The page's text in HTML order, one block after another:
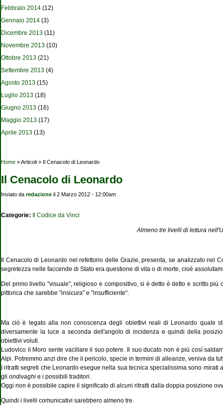
Febbraio 2014 (12)
Gennaio 2014 (3)
Dicembre 2013 (11)
Novembre 2013 (10)
Ottobre 2013 (21)
Settembre 2013 (4)
Agosto 2013 (15)
Luglio 2013 (18)
Giugno 2013 (16)
Maggio 2013 (17)
Aprile 2013 (13)
Tu sei qui
Home » Articoli » Il Cenacolo di Leonardo
Il Cenacolo di Leonardo
Inviato da redazione il 2 Marzo 2012 - 12:00am
Categorie: Il Codice da Vinci
Almeno tre livelli di lettura
Il Cenacolo di Leonardo nel refettorio delle Grazie, presenta, se analizzato nel
segretezza nelle faccende di Stato era questione di vita o di morte, cioè
Del primo livello "visuale", religioso e compositivo, si è detto è detto e scritto
pittorica che sarebbe "insicura" e "insufficiente".
Ma ciò è legato alla non conoscenza degli obiettivi reali di Leonardo quale
diversamente la luce a seconda dell'angolo di incidenza e quindi della
obiettivi voluti.
Ludovico il Moro sente vacillare il suo potere. Il suo ducato non è più così
Alpi. Potremmo anzi dire che il pericolo, specie in termini di alleanze, veniva da
I ritratti segreti che Leonardo esegue nella sua tecnica specialissima sono
gli ondivaghi e i possibili traditori.
Oggi non è possibile capire il significato di alcuni ritratti dalla doppia posizione
Quindi i livelli comunicativi sarebbero almeno tre.